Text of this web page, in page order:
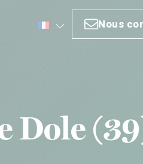
Nous
Nous
Dole